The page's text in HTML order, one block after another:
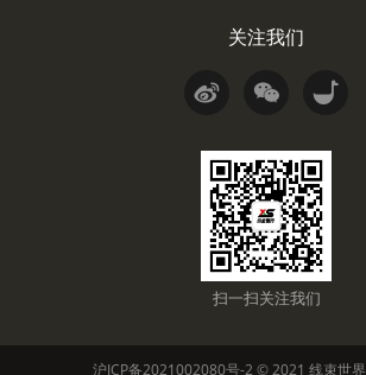
关注我们
扫一扫关注我们
沪ICP备2021002080号-2 © 2021 线束世界